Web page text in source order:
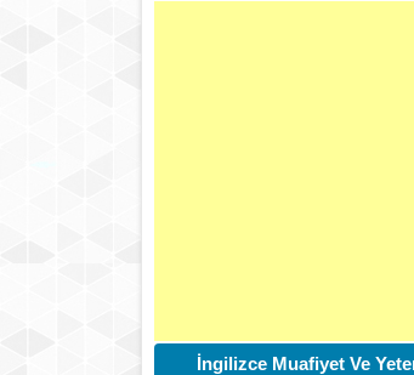
İngilizce Muafiyet Ve